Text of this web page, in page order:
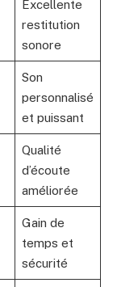
Excellente
restitution
sonore
Son
personnalisé
et puissant
Qualité
d’écoute
améliorée
Gain de
temps et
sécurité